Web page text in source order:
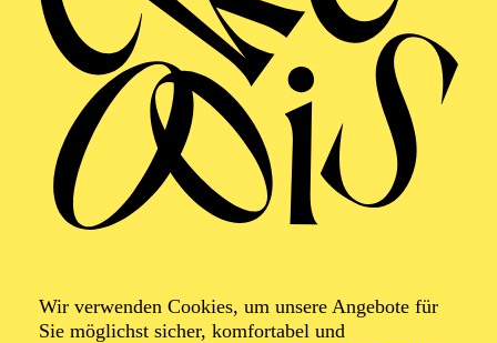
Wir verwenden Cookies, um unsere Angebote für
Sie möglichst sicher, komfortabel und
Jazz im Aalto
Spring Jazz